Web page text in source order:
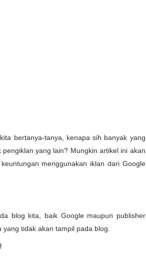
bertanya-tanya, kenapa sih banyak yang
yang lain? Mungkin artikel ini akan
menggunakan iklan dari Google
blog kita, baik Google maupun publisher
tidak akan tampil pada blog.